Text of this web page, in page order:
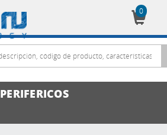
0
PERIFERICOS